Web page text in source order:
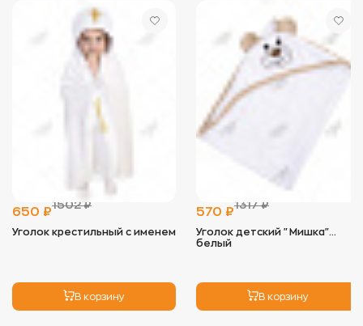
- Используйте мягкие моющие средства,
предпочтительно гели, и минимальное
количество кондиционера, так как он снижает
впитывающие свойства ткани.
- Оптимальная температура для стирки — 40°C. В
некоторых случаях (например, для полотенец)
допустимо повышение температуры до 60°C, но
регулярно стирать при высокой температуре не
рекомендуется.
солнечных лучей, чтобы цвет не выгорал.
- Идеальный вариант — сушка на воздухе, но
можно использовать сушильную машину на
низких оборотах. Это помогает сохранить
используйте режим деликатной глажки с низкой
температурой.
650 ₽
1502 ₽
Уголок крестильный с именем
В корзину
570 ₽
1317 ₽
Уголок детский "Мишка"
белый
В корзину